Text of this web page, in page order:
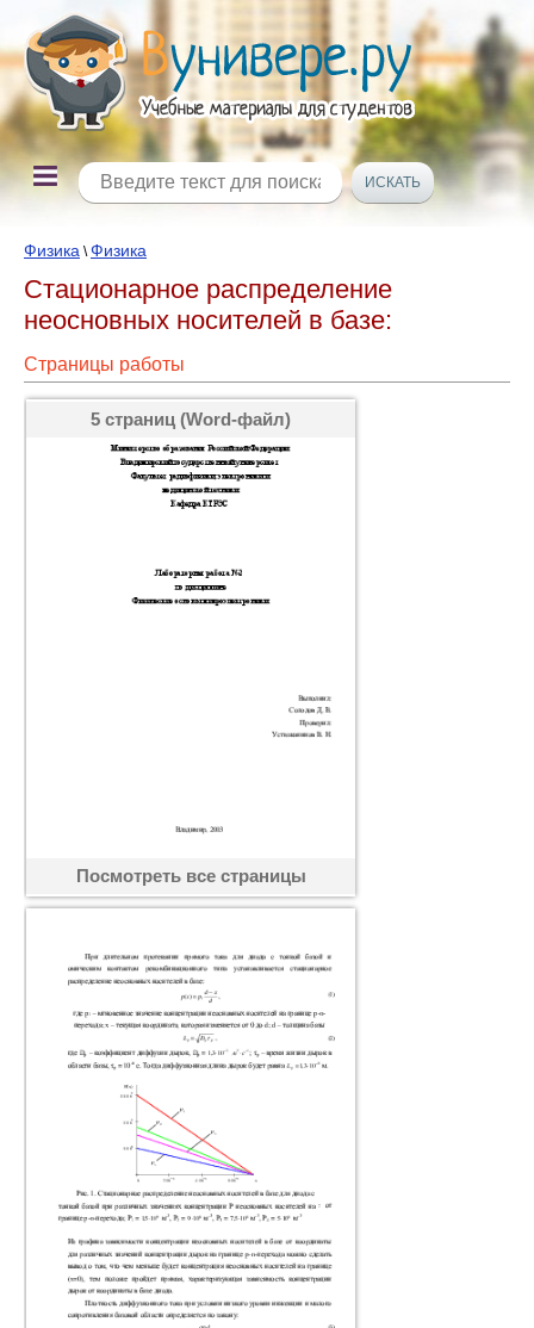
Физика \Физика
Стационарное распределение
неосновных носителей в базе:
Страницы работы
5 страниц (Word-файл)
Посмотреть все страницы